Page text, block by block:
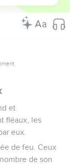
et
fléaux, les
eux.
de feu. Ceux
de son